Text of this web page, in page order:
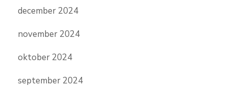
december 2024
november 2024
oktober 2024
september 2024